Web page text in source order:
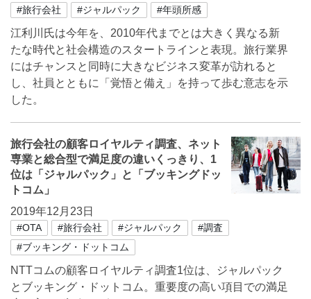
#旅行会社 #ジャルパック #年頭所感
江利川氏は今年を、2010年代までとは大きく異なる新
たな時代と社会構造のスタートラインと表現。旅行業界
にはチャンスと同時に大きなビジネス変革が訪れると
し、社員とともに「覚悟と備え」を持って歩む意志を示
した。
旅行会社の顧客ロイヤルティ調査、ネット
専業と総合型で満足度の違いくっきり、1
位は「ジャルパック」と「ブッキングドッ
トコム」
2019年12月23日
#OTA #旅行会社 #ジャルパック
#調査
#ブッキング・ドットコム
NTTコムの顧客ロイヤルティ調査1位は、ジャルパック
とブッキング・ドットコム。重要度の高い項目での満足